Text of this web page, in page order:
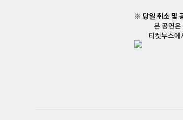
※ 당일 취소 및
본 공연
티켓부스에